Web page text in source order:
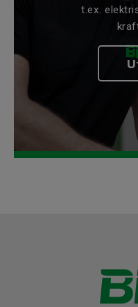
t.ex.